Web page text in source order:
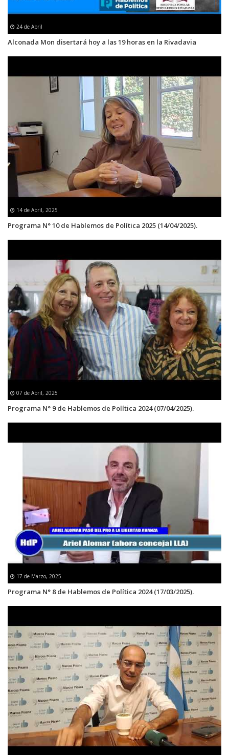
24 de Abril
Alconada Mon disertará hoy a las 19 horas en la Rivadavia
14 de Abril, 2025
Programa N° 10 de Hablemos de Política 2025 (14/04/2025).
07 de Abril, 2025
Programa N° 9 de Hablemos de Política 2024 (07/04/2025).
17 de Marzo, 2025
Programa N° 8 de Hablemos de Política 2024 (17/03/2025).